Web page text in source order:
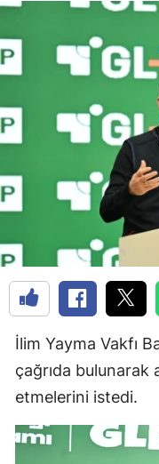
İlim Yayma Vakfı
çağrıda
etmelerini istedi.